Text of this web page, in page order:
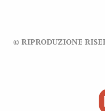
© RIPRODUZIONE